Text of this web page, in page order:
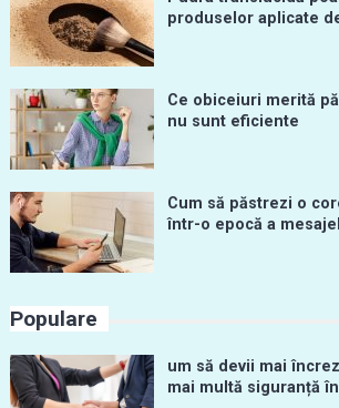
produselor aplicate
Ce obiceiuri merită
nu sunt eficiente
Cum să păstrezi o
într-o epocă a
Populare
um să devii mai
mai multă siguranță